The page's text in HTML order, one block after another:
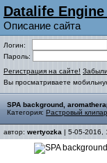
Datalife Engine
Описание сайта
Логин:
Пароль:
Регистрация на сайте!
Вы просматриваете
SPA background,
Категория: Растровый
автор: wertyozka | 5-05-2016,